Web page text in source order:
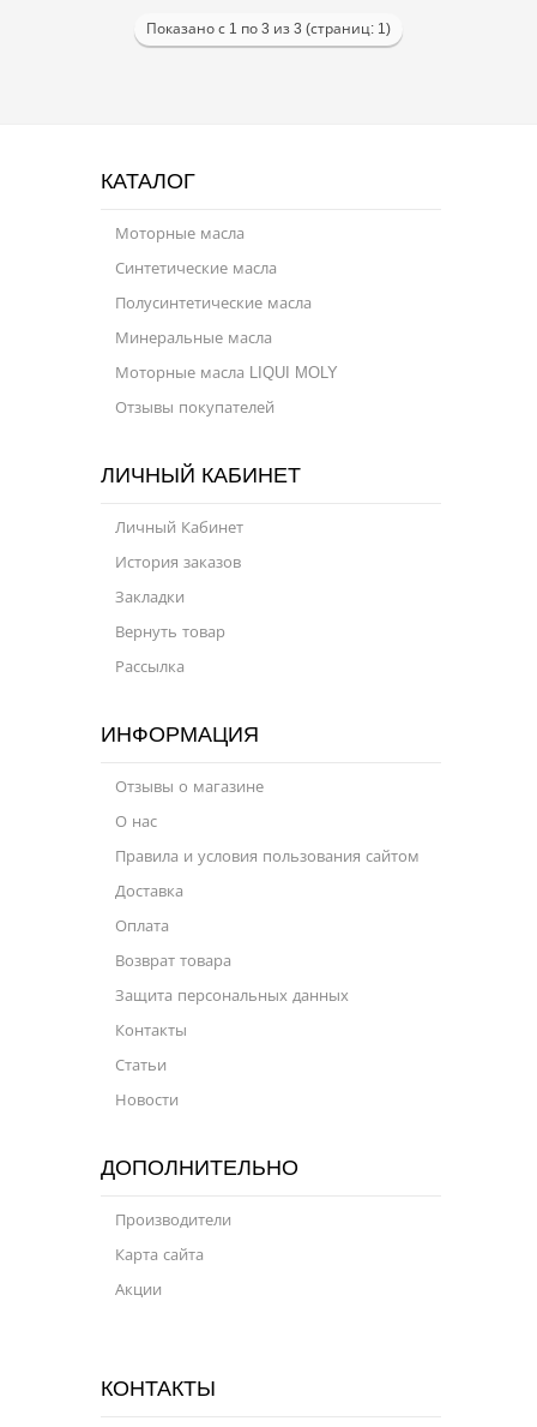
Показано с 1 по 3 из 3 (страниц: 1)
КАТАЛОГ
Моторные масла
Синтетические масла
Полусинтетические масла
Минеральные масла
Моторные масла LIQUI MOLY
Отзывы покупателей
ЛИЧНЫЙ КАБИНЕТ
Личный Кабинет
История заказов
Закладки
Вернуть товар
Рассылка
ИНФОРМАЦИЯ
Отзывы о магазине
О нас
Правила и условия пользования сайтом
Доставка
Оплата
Возврат товара
Защита персональных данных
Контакты
Статьи
Новости
ДОПОЛНИТЕЛЬНО
Производители
Карта сайта
Акции
КОНТАКТЫ